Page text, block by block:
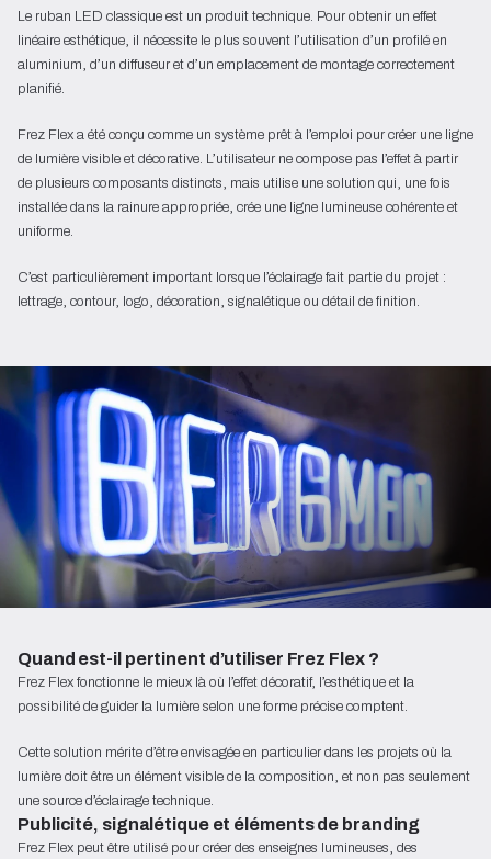
Le ruban LED classique est un produit technique. Pour obtenir un effet
linéaire esthétique, il nécessite le plus souvent l’utilisation d’un profilé en
aluminium, d’un diffuseur et d’un emplacement de montage correctement
planifié.
Frez Flex a été conçu comme un système prêt à l’emploi pour créer une ligne
de lumière visible et décorative. L’utilisateur ne compose pas l’effet à partir
de plusieurs composants distincts, mais utilise une solution qui, une fois
installée dans la rainure appropriée, crée une ligne lumineuse cohérente et
uniforme.
C’est particulièrement important lorsque l’éclairage fait partie du projet :
lettrage, contour, logo, décoration, signalétique ou détail de finition.
Quand est-il pertinent d’utiliser Frez Flex ?
Frez Flex fonctionne le mieux là où l’effet décoratif, l’esthétique et la
possibilité de guider la lumière selon une forme précise comptent.
Cette solution mérite d’être envisagée en particulier dans les projets où la
lumière doit être un élément visible de la composition, et non pas seulement
une source d’éclairage technique.
Publicité, signalétique et éléments de branding
Frez Flex peut être utilisé pour créer des enseignes lumineuses, des